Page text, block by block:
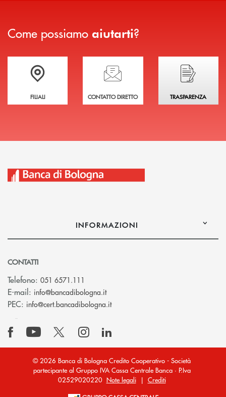
Come possiamo aiutarti?
Trova la filiale più vicina a te
FILIALI
Hai bisogno di assistenza immediata?
CONTATTO DIRETTO
Hai bisogno di
TRASPARENZA
INFORMAZIONI
CONTATTI
Telefono: 051 6571.111
E-mail: info@bancadibologna.it(si apre l’app di posta elettronica)
PEC: info@cert.bancadibologna.it(si apre l’app di posta
© 2026 Banca di Bologna Credito Cooperativo - Società
partecipante al Gruppo IVA Cassa Centrale Banca · P.Iva
02529020220 Note legali| Crediti